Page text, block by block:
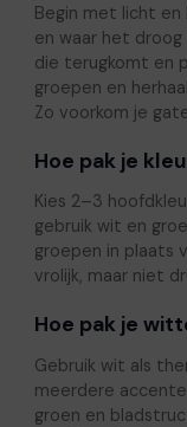
Begin met licht en
en waar het droog
die terugkomt en
groepen en
Zo voorkom je
Hoe pak je
Kies 2–3
gebruik wit en
groepen in plaats
vrolijk, maar niet
Hoe pak je
Gebruik wit als
meerdere
groen en